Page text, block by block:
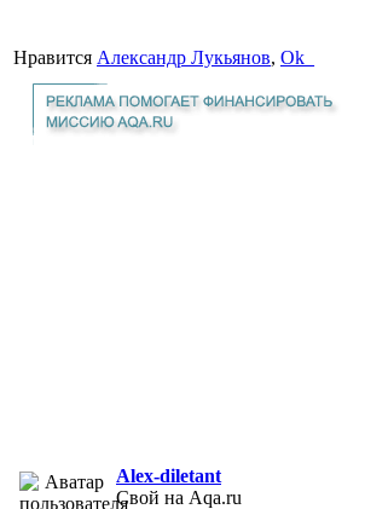
Нравится Александр Лукьянов, Ok_
Alex-diletant
Свой на Aqa.ru